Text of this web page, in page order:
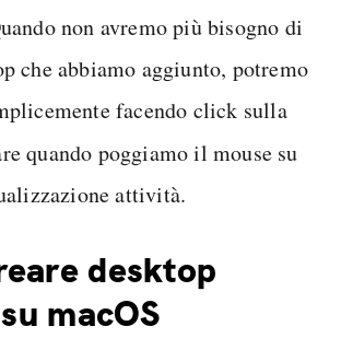
non avremo più bisogno di
che abbiamo aggiunto, potremo
facendo click sulla
quando poggiamo il mouse su
attività.
desktop
macOS